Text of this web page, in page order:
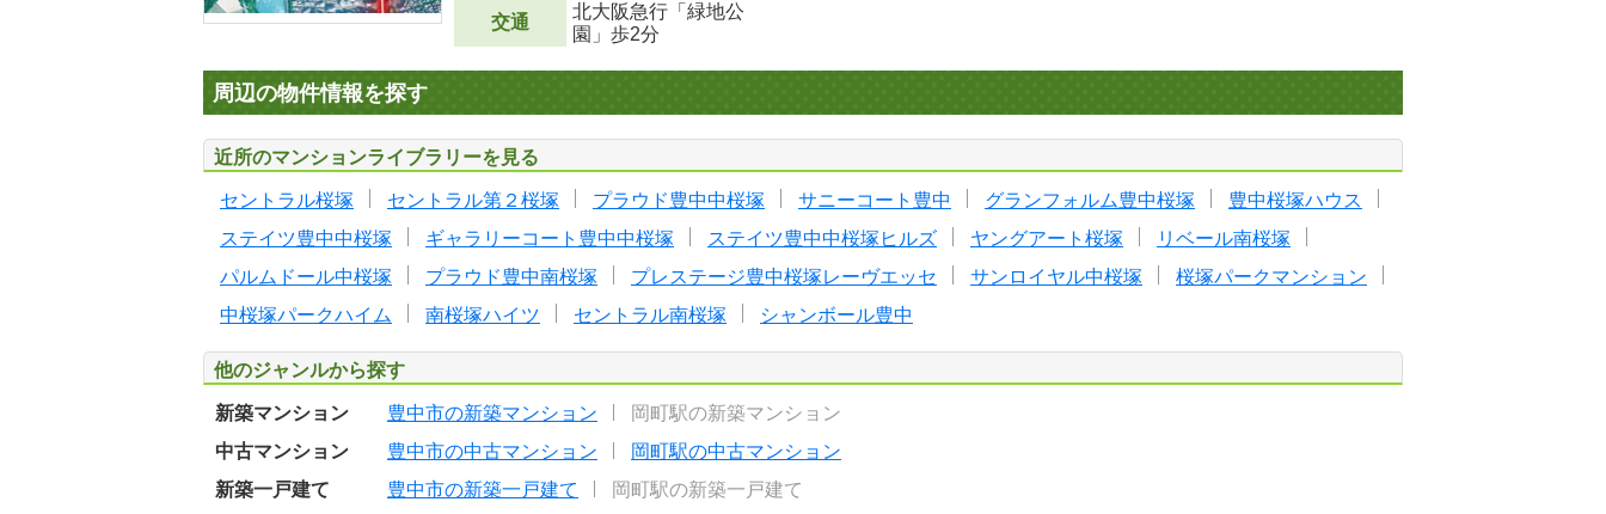
交通
北大阪急行「緑地公
園」歩2分
周辺の物件情報を探す
近所のマンションライブラリーを見る
セントラル桜塚 セントラル第２桜塚 プラウド豊中中桜塚 サニーコート豊中 グランフォルム豊中桜塚
豊中桜塚ハウス
ステイツ豊中中桜塚
ギャラリーコート豊中中桜塚 ステイツ豊中中桜塚ヒルズ ヤングアート桜塚
リベール南桜塚
パルムドール中桜塚
プラウド豊中南桜塚 プレステージ豊中桜塚レーヴエッセ サンロイヤル中桜塚
桜塚パークマンション
中桜塚パークハイム
南桜塚ハイツ セントラル南桜塚 シャンボール豊中
他のジャンルから探す
新築マンション 豊中市の新築マンション
岡町駅の新築マンション
中古マンション
豊中市の中古マンション
岡町駅の中古マンション
新築一戸建て
豊中市の新築一戸建て
岡町駅の新築一戸建て